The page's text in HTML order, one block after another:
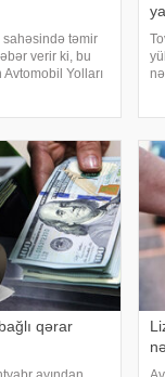
sahəsində təmir
verir ki, bu
Yolları
qərar